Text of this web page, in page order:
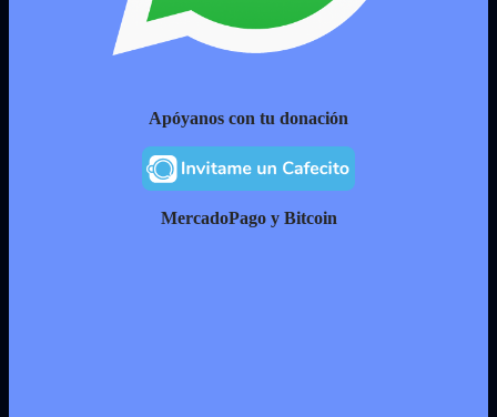
Apóyanos con tu donación
MercadoPago y Bitcoin